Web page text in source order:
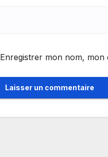
Enregistrer mon nom,